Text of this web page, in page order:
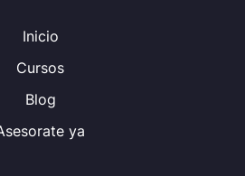
Inicio
Cursos
Blog
ya